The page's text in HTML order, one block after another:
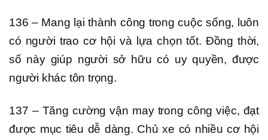
136 – Mang lại thành công trong cuộc sống, luôn
có người trao cơ hội và lựa chọn tốt. Đồng thời,
số này giúp người sở hữu có uy quyền, được
người khác tôn trọng.
137 – Tăng cường vận may trong công việc, đạt
được mục tiêu dễ dàng. Chủ xe có nhiều cơ hội